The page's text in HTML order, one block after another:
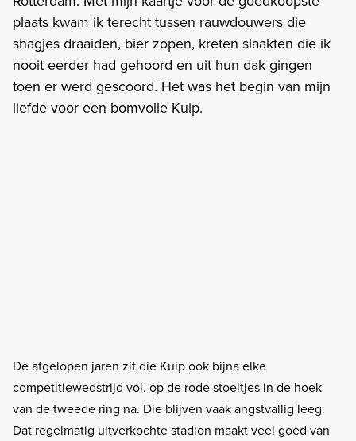
plaats kwam ik terecht tussen rauwdouwers die
shagjes draaiden, bier zopen, kreten slaakten die ik
nooit eerder had gehoord en uit hun dak gingen
toen er werd gescoord. Het was het begin van mijn
liefde voor een bomvolle Kuip.
De afgelopen jaren zit die Kuip ook bijna elke
competitiewedstrijd vol, op de rode stoeltjes in de hoek
van de tweede ring na. Die blijven vaak angstvallig leeg.
Dat regelmatig uitverkochte stadion maakt veel goed van